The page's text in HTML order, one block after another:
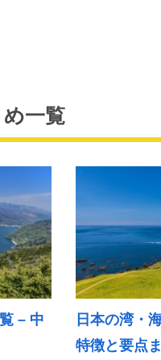
一覧
– 中
日本の湾・
特徴と要点